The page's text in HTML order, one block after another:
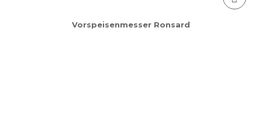
Vorspeisenmesser Ronsard